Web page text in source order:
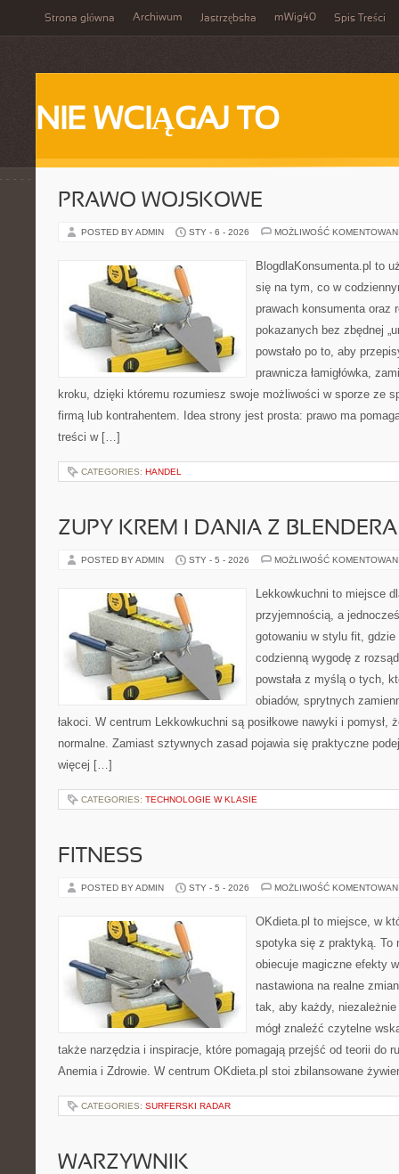
Strona główna Archiwum Jastrzębska mWig40 Spis Treści
NIE WCIĄGAJ TO
PRAWO WOJSKOWE
POSTED BY ADMIN STY - 6 - 2026 MOŻLIWOŚĆ
BlogdlaKonsumenta.pl to
się na tym, co w
prawach konsumenta oraz
pokazanych bez zbędnej
powstało po to, aby
prawnicza łamigłówka,
kroku, dzięki któremu rozumiesz swoje możliwości w sporze ze
firmą lub kontrahentem. Idea strony jest prosta: prawo ma
treści w […]
CATEGORIES: HANDEL
ZUPY KREM I DANIA Z BLENDERA
POSTED BY ADMIN STY - 5 - 2026 MOŻLIWOŚĆ
Lekkowkuchni to miejsce
przyjemnością, a
gotowaniu w stylu fit, gdzie
codzienną wygodę z
powstała z myślą o tych,
obiadów, sprytnych
łakoci. W centrum Lekkowkuchni są posiłkowe nawyki i pomysł,
normalne. Zamiast sztywnych zasad pojawia się praktyczne
więcej […]
CATEGORIES: TECHNOLOGIE W KLASIE
FITNESS
POSTED BY ADMIN STY - 5 - 2026 MOŻLIWOŚĆ
OKdieta.pl to miejsce, w
spotyka się z praktyką. To
obiecuje magiczne efekty
nastawiona na realne
tak, aby każdy,
mógł znaleźć czytelne
także narzędzia i inspiracje, które pomagają przejść od teorii do
Anemia i Zdrowie. W centrum OKdieta.pl stoi zbilansowane
CATEGORIES: SURFERSKI RADAR
WARZYWNIK